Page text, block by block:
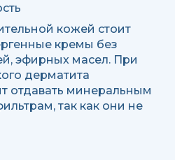
кожей стоит
кремы без
эфирных масел. При
дерматита
отдавать минеральным
так как они не